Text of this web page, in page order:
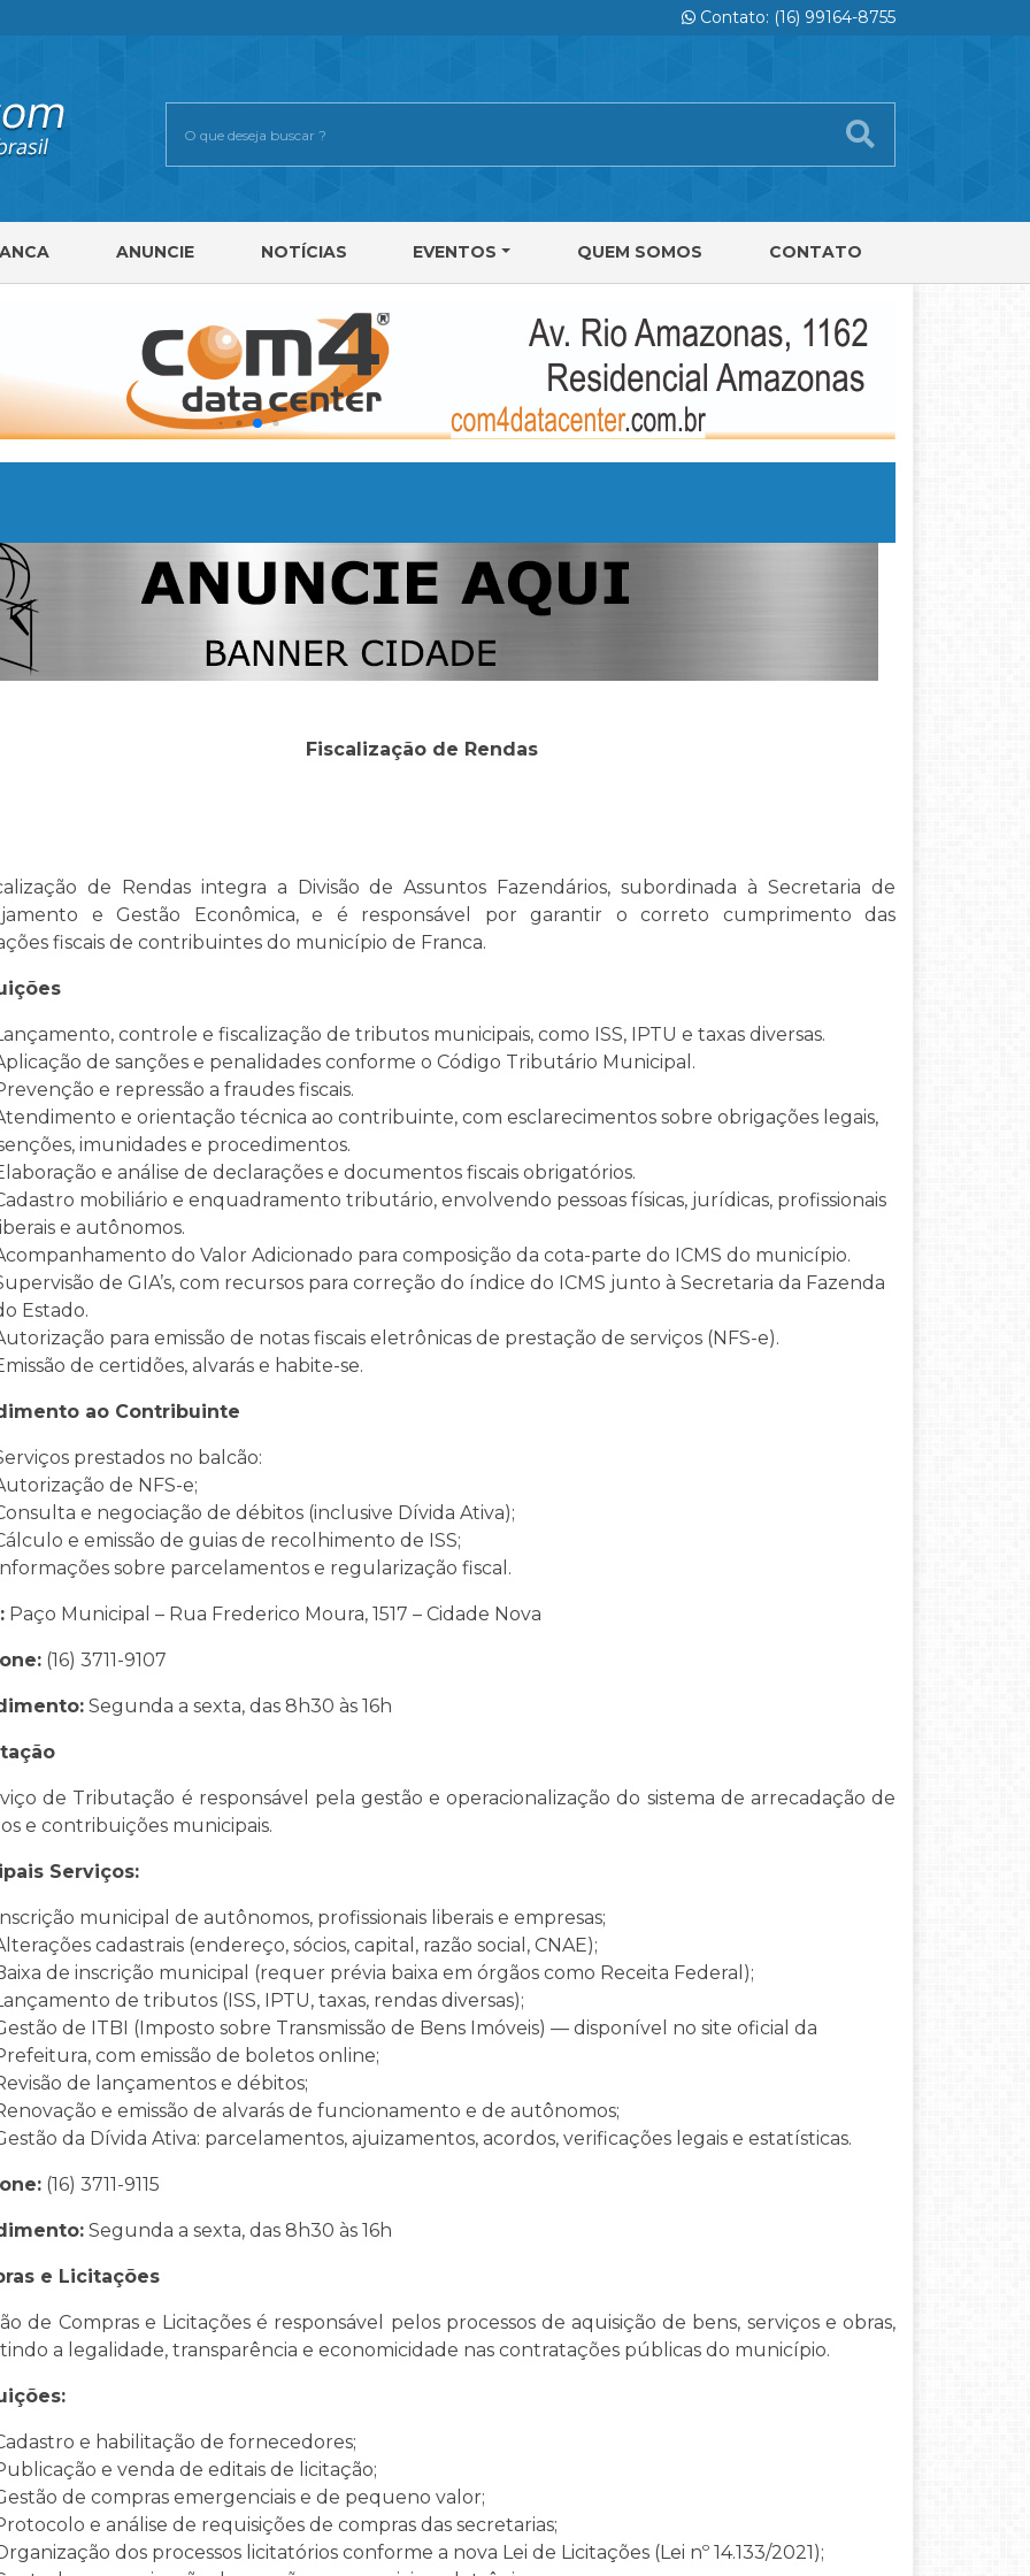
Contato: (16) 99164-8755
ANUNCIE NOTÍCIAS EVENTOS QUEM SOMOS CONTATO
Fiscalização de Rendas
de Rendas integra a Divisão de Assuntos Fazendários, subordinada à Secretaria de
e Gestão Econômica, e é responsável por garantir o correto cumprimento das
fiscais de contribuintes do município de Franca.
controle e fiscalização de tributos municipais, como ISS, IPTU e taxas diversas.
de sanções e penalidades conforme o Código Tributário Municipal.
e repressão a fraudes fiscais.
e orientação técnica ao contribuinte, com esclarecimentos sobre obrigações legais,
imunidades e procedimentos.
e análise de declarações e documentos fiscais obrigatórios.
mobiliário e enquadramento tributário, envolvendo pessoas físicas, jurídicas, profissionais
e autônomos.
do Valor Adicionado para composição da cota-parte do ICMS do município.
de GIA’s, com recursos para correção do índice do ICMS junto à Secretaria da Fazenda
Estado.
para emissão de notas fiscais eletrônicas de prestação de serviços (NFS-e).
de certidões, alvarás e habite-se.
ao Contribuinte
prestados no balcão:
de NFS-e;
e negociação de débitos (inclusive Dívida Ativa);
e emissão de guias de recolhimento de ISS;
sobre parcelamentos e regularização fiscal.
Paço Municipal – Rua Frederico Moura, 1517 – Cidade Nova
(16) 3711-9107
Segunda a sexta, das 8h30 às 16h
de Tributação é responsável pela gestão e operacionalização do sistema de arrecadação de
e contribuições municipais.
Serviços:
municipal de autônomos, profissionais liberais e empresas;
cadastrais (endereço, sócios, capital, razão social, CNAE);
de inscrição municipal (requer prévia baixa em órgãos como Receita Federal);
de tributos (ISS, IPTU, taxas, rendas diversas);
de ITBI (Imposto sobre Transmissão de Bens Imóveis) — disponível no site oficial da
com emissão de boletos online;
de lançamentos e débitos;
e emissão de alvarás de funcionamento e de autônomos;
da Dívida Ativa: parcelamentos, ajuizamentos, acordos, verificações legais e estatísticas.
(16) 3711-9115
Segunda a sexta, das 8h30 às 16h
e Licitações
de Compras e Licitações é responsável pelos processos de aquisição de bens, serviços e obras,
a legalidade, transparência e economicidade nas contratações públicas do município.
e habilitação de fornecedores;
e venda de editais de licitação;
de compras emergenciais e de pequeno valor;
e análise de requisições de compras das secretarias;
dos processos licitatórios conforme a nova Lei de Licitações (Lei nº 14.133/2021);